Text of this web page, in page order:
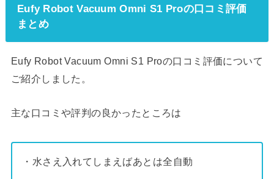
Eufy Robot Vacuum Omni S1 Proの口コミ評価
まとめ
Eufy Robot Vacuum Omni S1 Proの口コミ評価について
ご紹介しました。
主な口コミや評判の良かったところは
・水さえ入れてしまえばあとは全自動